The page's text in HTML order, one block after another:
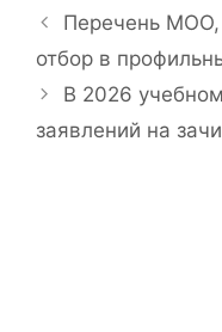
Перечень
отбор в
В 2026
заявлений на